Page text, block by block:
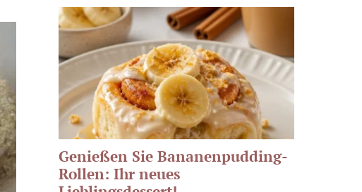
Genießen Sie Bananenpudding-
Rollen: Ihr neues